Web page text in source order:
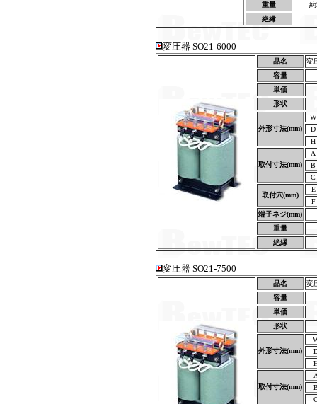
重量
絶縁
変圧器 SO21-6000
品名
変
容量
単価
形状
外形寸法(mm)
W
D
H
取付寸法(mm)
A
B
C
取付穴(mm)
E
F
端子ネジ(mm)
重量
絶縁
変圧器 SO21-7500
品名
変
容量
単価
形状
外形寸法(mm)
取付寸法(mm)